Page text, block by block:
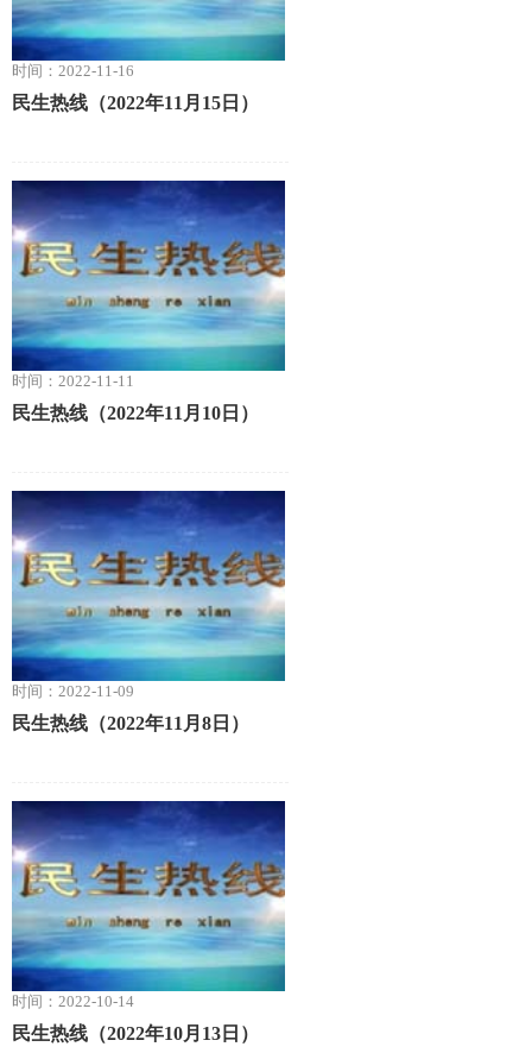
时间：2022-11-16
民生热线（2022年11月15日）
时间：2022-11-11
民生热线（2022年11月10日）
时间：2022-11-09
民生热线（2022年11月8日）
时间：2022-10-14
民生热线（2022年10月13日）